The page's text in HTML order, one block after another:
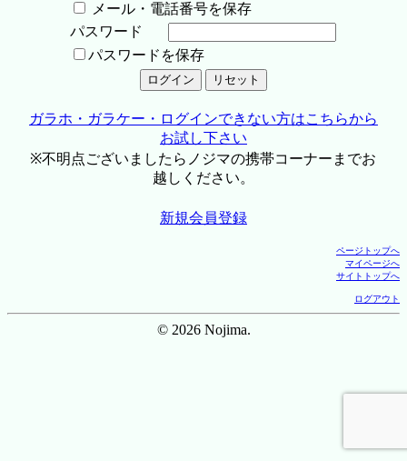
メール・電話番号を保存
パスワード
パスワードを保存
ガラホ・ガラケー・ログインできない方はこちらから
お試し下さい
※不明点ございましたらノジマの携帯コーナーまでお
越しください。
新規会員登録
ページトップへ
マイページへ
サイトトップへ
ログアウト
© 2026 Nojima.